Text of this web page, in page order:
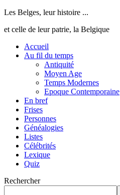
Les Belges, leur histoire ...
et celle de leur patrie, la Belgique
Accueil
Au fil du temps
Antiquité
Moyen Age
Temps Modernes
Epoque Contemporaine
En bref
Frises
Personnes
Généalogies
Listes
Célébrités
Lexique
Quiz
Rechercher